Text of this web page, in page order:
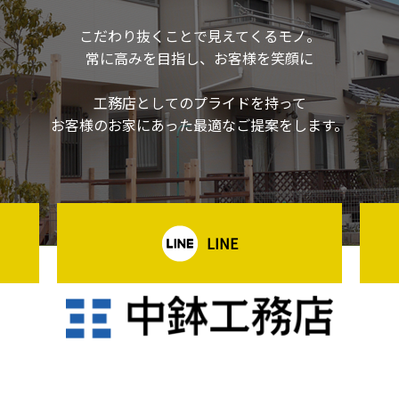
こだわり抜くことで見えてくるモノ。
常に高みを目指し、お客様を笑顔に
工務店としてのプライドを持って
お客様のお家にあった最適なご提案をします。
LINE